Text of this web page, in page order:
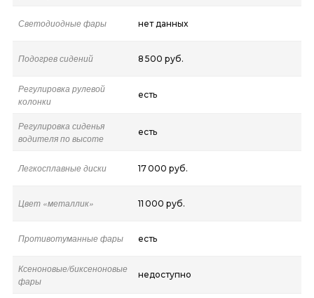
Светодиодные фары нет данных
Подогрев сидений 8 500 руб.
Регулировка рулевой
колонки
есть
Регулировка сиденья
водителя по высоте
есть
Легкосплавные диски 17 000 руб.
Цвет «металлик» 11 000 руб.
Противотуманные фары есть
Ксеноновые/биксеноновые
фары
недоступно